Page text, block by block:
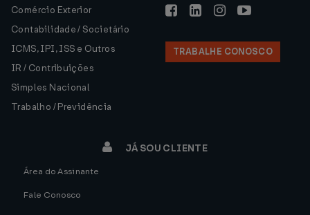
Comércio Exterior
Contabilidade / Societário
ICMS, IPI, ISS e Outros
IR / Contribuições
Simples Nacional
Trabalho / Previdência
TRABALHE CONOSCO
JÁ SOU CLIENTE
Área do Assinante
Fale Conosco